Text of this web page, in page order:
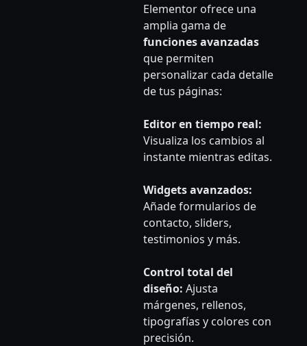
Elementor ofrece una
amplia gama de
funciones avanzadas
que permiten
personalizar cada detalle
de tus páginas:
Editor en tiempo real:
Visualiza los cambios al
instante mientras editas.
Widgets avanzados:
Añade formularios de
contacto, sliders,
testimonios y más.
Control total del
diseño: Ajusta
márgenes, rellenos,
tipografías y colores con
precisión.